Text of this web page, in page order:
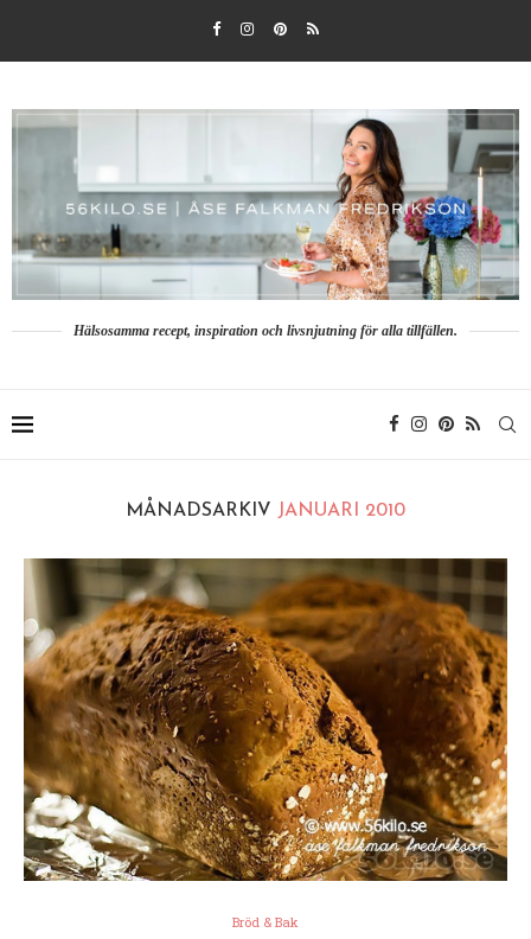
Hälsosamma recept, inspiration och livsnjutning för alla tillfällen.
MÅNADSARKIV JANUARI 2010
Bröd & Bak